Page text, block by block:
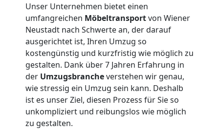
Unser Unternehmen bietet einen
umfangreichen Möbeltransportvon Wiener
Neustadt nach Schwerte an, der darauf
ausgerichtet ist, Ihren Umzug so
kostengünstig und kurzfristig wie möglich zu
gestalten. Dank über 7 Jahren Erfahrung in
der Umzugsbrancheverstehen wir genau,
wie stressig ein Umzug sein kann. Deshalb
ist es unser Ziel, diesen Prozess für Sie so
unkompliziert und reibungslos wie möglich
zu gestalten.